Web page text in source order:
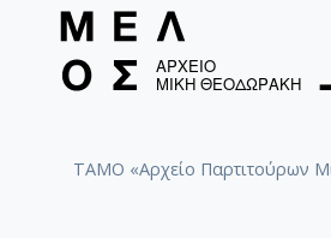
ΤΑΜΟ «Αρχείο Παρτιτούρων